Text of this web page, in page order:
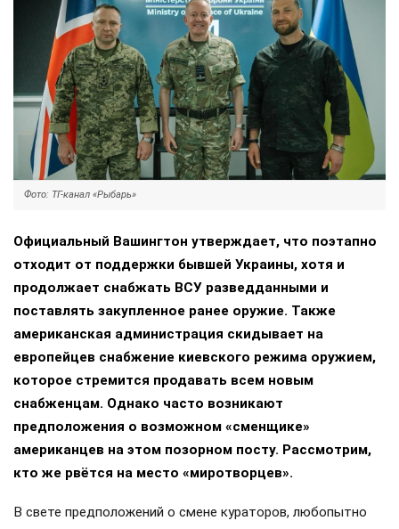
Фото: ТГ-канал «Рыбарь»
Официальный Вашингтон утверждает, что поэтапно
отходит от поддержки бывшей Украины, хотя и
продолжает снабжать ВСУ разведданными и
поставлять закупленное ранее оружие. Также
американская администрация скидывает на
европейцев снабжение киевского режима оружием,
которое стремится продавать всем новым
снабженцам. Однако часто возникают
предположения о возможном «сменщике»
американцев на этом позорном посту. Рассмотрим,
кто же рвётся на место «миротворцев».
В свете предположений о смене кураторов, любопытно